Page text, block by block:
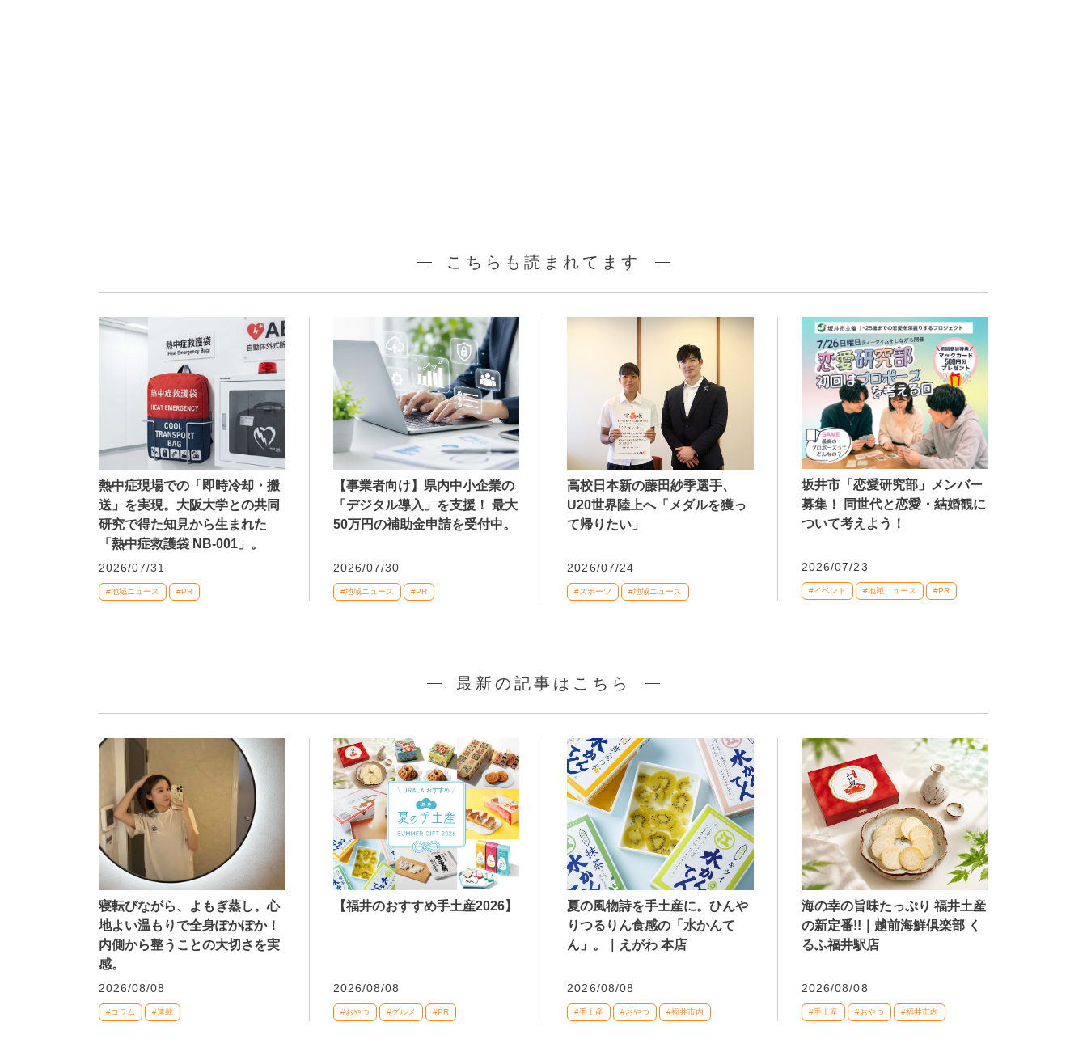
こちらも読まれてます
熱中症現場での「即時冷却・搬
送」を実現。大阪大学との共同
研究で得た知見から生まれた
「熱中症救護袋 NB-001」。
2026/07/31
#地域ニュース #PR
【事業者向け】県内中小企業の
「デジタル導入」を支援！ 最大
50万円の補助金申請を受付中。
2026/07/30
#地域ニュース #PR
高校日本新の藤田紗季選手、
U20世界陸上へ「メダルを獲っ
て帰りたい」
2026/07/24
#スポーツ #地域ニュース
坂井市「恋愛研究部」メンバー
募集！ 同世代と恋愛・結婚観に
ついて考えよう！
2026/07/23
#イベント #地域ニュース #PR
最新の記事はこちら
寝転びながら、よもぎ蒸し。心
地よい温もりで全身ぽかぽか！
内側から整うことの大切さを実
感。
2026/08/08
#コラム #連載
【福井のおすすめ手土産2026】
2026/08/08
#おやつ #グルメ #PR
夏の風物詩を手土産に。ひんや
りつるりん食感の「水かんて
ん」。｜えがわ 本店
2026/08/08
#手土産 #おやつ #福井市内
海の幸の旨味たっぷり 福井土産
の新定番!!｜越前海鮮倶楽部 く
るふ福井駅店
2026/08/08
#手土産 #おやつ #福井市内